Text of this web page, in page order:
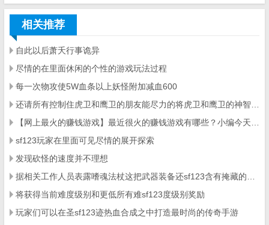
相关推荐
自此以后萧夭行事诡异
尽情的在里面休闲的个性的游戏玩法过程
每一次物攻使5W血条以上妖怪附加减血600
sf123玩家在里面可见尽情的展开探索
发现砍怪的速度并不理想
将获得当前难度级别和更低所有难sf123度级别奖励
玩家们可以在圣sf123迹热血合成之中打造最时尚的传奇手游